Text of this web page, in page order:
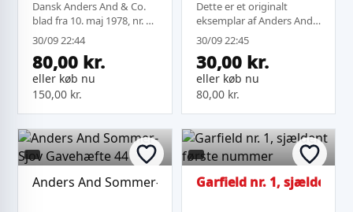
Dansk Anders And & Co.
blad fra 10. maj 1978, nr. 20
i 28. årgang. Bladet er i
omslaget, flere bukninger,
let gulning og små huller
ved ryggen. Et klassisk...
30/09 22:44
80,00 kr.
eller køb nu
150,00 kr.
Dette er et originalt
eksemplar af Anders And
& Co. tegneserienummer
Bladet er den
københavnske udgave og
har en klassisk forside
30/09 22:45
30,00 kr.
eller køb nu
80,00 kr.
Anders And Sommer-Sjov Gavehæfte 44Garfield nr. 1, sjældent